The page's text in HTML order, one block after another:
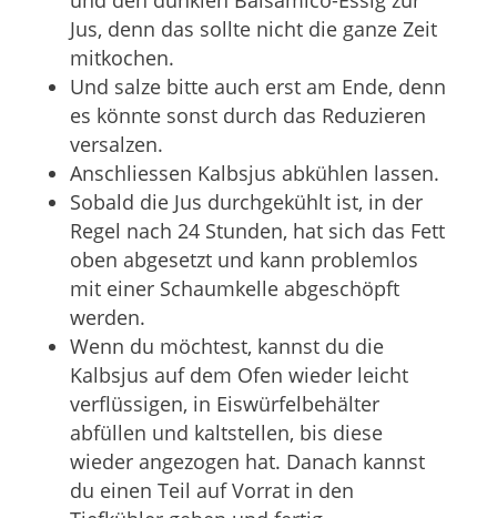
Jus, denn das sollte nicht die ganze Zeit
mitkochen.
Und salze bitte auch erst am Ende, denn
es könnte sonst durch das Reduzieren
versalzen.
Anschliessen Kalbsjus abkühlen lassen.
Sobald die Jus durchgekühlt ist, in der
Regel nach 24 Stunden, hat sich das Fett
oben abgesetzt und kann problemlos
mit einer Schaumkelle abgeschöpft
werden.
Wenn du möchtest, kannst du die
Kalbsjus auf dem Ofen wieder leicht
verflüssigen, in Eiswürfelbehälter
abfüllen und kaltstellen, bis diese
wieder angezogen hat. Danach kannst
du einen Teil auf Vorrat in den